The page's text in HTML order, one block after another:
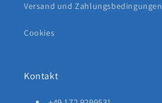
Versand und Zahlungsbedingungen
Cookies
Kontakt